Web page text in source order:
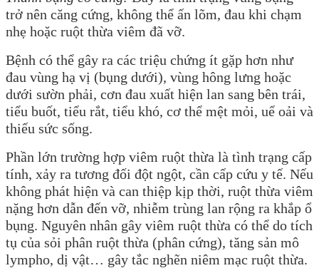
trở nên căng cứng, không thể ấn lõm, đau khi chạm
nhẹ hoặc ruột thừa viêm đã vỡ.
Bệnh có thể gây ra các triệu chứng ít gặp hơn như
đau vùng hạ vị (bụng dưới), vùng hông lưng hoặc
dưới sườn phải, cơn đau xuất hiện lan sang bên trái,
tiểu buốt, tiểu rắt, tiểu khó, cơ thể mệt mỏi, uể oải và
thiếu sức sống.
Phần lớn trường hợp viêm ruột thừa là tình trạng cấp
tính, xảy ra tương đối đột ngột, cần cấp cứu y tế. Nếu
không phát hiện và can thiệp kịp thời, ruột thừa viêm
nặng hơn dẫn đến vỡ, nhiễm trùng lan rộng ra khắp ổ
bụng. Nguyên nhân gây viêm ruột thừa có thể do tích
tụ của sỏi phân ruột thừa (phân cứng), tăng sản mô
lympho, dị vật… gây tắc nghẽn niêm mạc ruột thừa.